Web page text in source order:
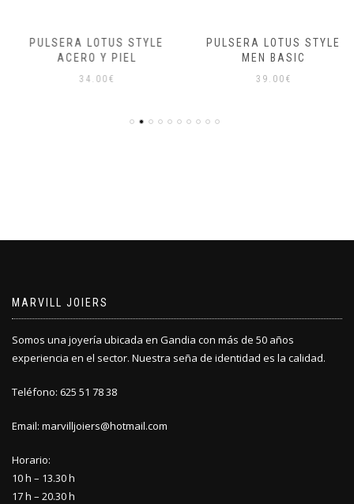
PULSERA LOTUS STYLE
ACERO Y PIEL
34.00€
PULSERA LOTUS STYLE
MEN BASIC
39.00€
MARVILL JOIERS
Somos una joyería ubicada en Gandia con más de 50 años
experiencia en el sector. Nuestra seña de identidad es la calidad.
Teléfono: 625 51 78 38
Email: marvilljoiers@hotmail.com
Horario:
10 h – 13.30 h
17 h – 20.30 h